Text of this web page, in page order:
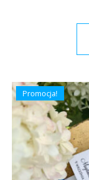
Promocja!